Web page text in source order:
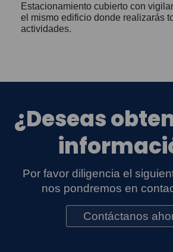
Estacionamiento cubierto con
el mismo edificio donde realizarás
actividades.
¿Deseas
Por favor diligencia el
nos pondremos en
Contáctanos